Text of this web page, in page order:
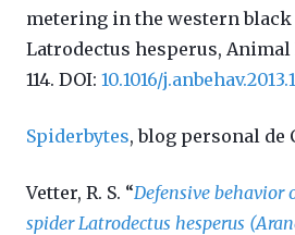
metering in the western
Latrodectus hesperus, Animal
114. DOI: 10.1016/
Spiderbytes, blog personal de
Vetter, R. S. “Defensive behavior
spider Latrodectus hesperus